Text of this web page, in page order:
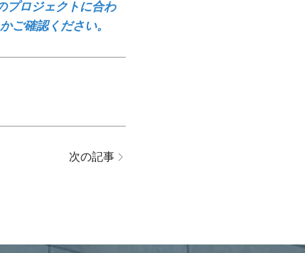
プロジェクトに合わ
ご確認ください。
次の記事